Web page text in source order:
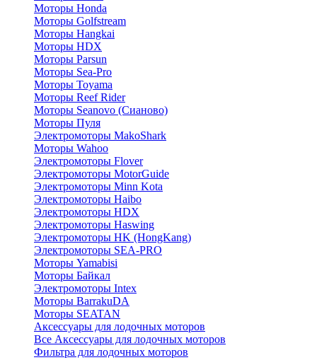
Моторы Honda
Моторы Golfstream
Моторы Hangkai
Моторы HDX
Моторы Parsun
Моторы Sea-Pro
Моторы Toyama
Моторы Reef Rider
Моторы Seanovo (Сианово)
Моторы Пуля
Электромоторы MakoShark
Моторы Wahoo
Электромоторы Flover
Электромоторы MotorGuide
Электромоторы Minn Kota
Электромоторы Haibo
Электромоторы HDX
Электромоторы Haswing
Электромоторы HK (HongKang)
Электромоторы SEA-PRO
Моторы Yamabisi
Моторы Байкал
Электромоторы Intex
Моторы BarrakuDA
Моторы SEATAN
Аксессуары для лодочных моторов
Все Аксессуары для лодочных моторов
Фильтра для лодочных моторов